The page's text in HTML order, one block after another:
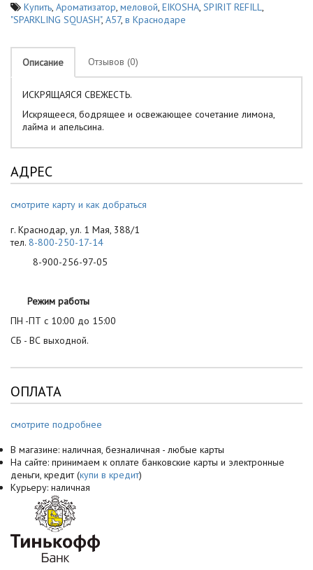
Купить, Ароматизатор, меловой, EIKOSHA, SPIRIT REFILL,
"SPARKLING SQUASH", A57, в Краснодаре
Описание Отзывов (0)
ИСКРЯЩАЯСЯ СВЕЖЕСТЬ.
Искрящееся, бодрящее и освежающее сочетание лимона,
лайма и апельсина.
АДРЕС
смотрите карту и как добраться
г. Краснодар, ул. 1 Мая, 388/1
тел. 8-800-250-17-14
8-900-256-97-05
Режим работы
ПН -ПТ с 10:00 до 15:00
СБ - ВС выходной.
ОПЛАТА
смотрите подробнее
В магазине: наличная, безналичная - любые карты
На сайте: принимаем к оплате банковские карты и электронные
деньги, кредит (купи в кредит)
Курьеру: наличная